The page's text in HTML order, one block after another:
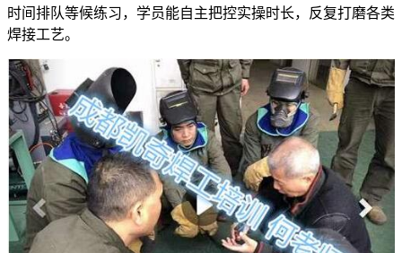
时间排队等候练习，学员能自主把控实操时长，反复打磨各类
焊接工艺。